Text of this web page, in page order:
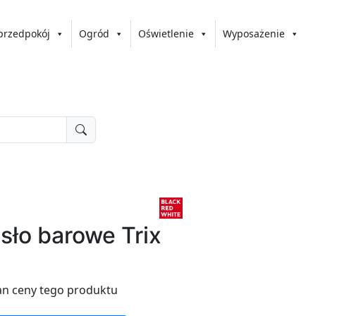
Ogród Oświetlenie Wyposażenie
barowe Trix
ceny tego produktu